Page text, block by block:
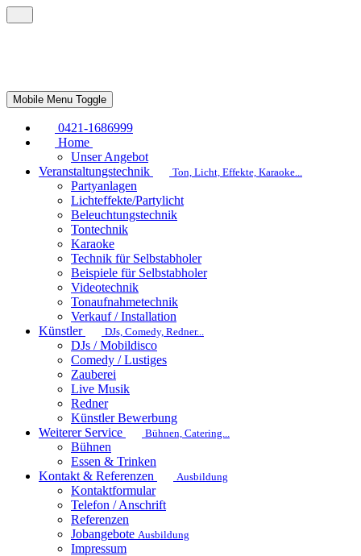
Mobile Menu Toggle
0421-1686999
Home
Unser Angebot
Veranstaltungstechnik
Ton, Licht, Effekte, Karaoke...
Partyanlagen
Lichteffekte/Partylicht
Beleuchtungstechnik
Tontechnik
Karaoke
Technik für Selbstabholer
Beispiele für Selbstabholer
Videotechnik
Tonaufnahmetechnik
Verkauf / Installation
Künstler
DJs, Comedy, Redner...
DJs / Mobildisco
Comedy / Lustiges
Zauberei
Live Musik
Redner
Künstler Bewerbung
Weiterer Service
Bühnen, Catering...
Bühnen
Essen & Trinken
Kontakt & Referenzen
Ausbildung
Kontaktformular
Telefon / Anschrift
Referenzen
Jobangebote Ausbildung
Impressum